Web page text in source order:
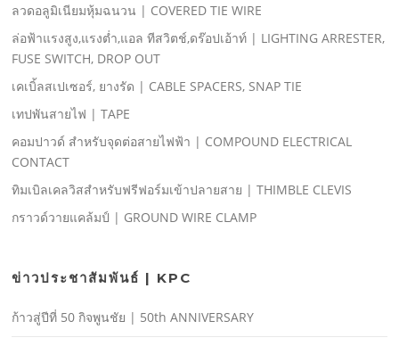
ลวดอลูมิเนียมหุ้มฉนวน | COVERED TIE WIRE
ล่อฟ้าแรงสูง,แรงตํ่า,แอล ทีสวิตช์,ดร๊อปเอ้าท์ | LIGHTING ARRESTER,
FUSE SWITCH, DROP OUT
เคเบิ้ลสเปเซอร์, ยางรัด | CABLE SPACERS, SNAP TIE
เทปพันสายไฟ | TAPE
คอมปาวด์ สําหรับจุดต่อสายไฟฟ้า | COMPOUND ELECTRICAL
CONTACT
ทิมเบิลเคลวิสสําหรับฟรีฟอร์มเข้าปลายสาย | THIMBLE CLEVIS
กราวด์วายแคล้มป์ | GROUND WIRE CLAMP
ข่าวประชาสัมพันธ์ | KPC
ก้าวสู่ปีที่ 50 กิจพูนชัย | 50th ANNIVERSARY